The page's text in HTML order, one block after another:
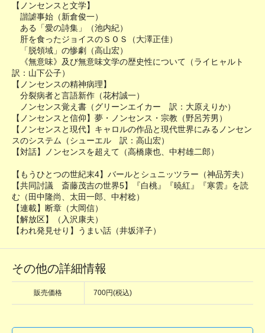
【ノンセンスと文学】
諧謔事始（新倉俊一）
ある「愛の詩集」（池内紀）
肝を食ったジョイスのＳＯＳ（大澤正佳）
「脱領域」の惨劇（高山宏）
《無意味》及び無意味文学の歴史性について（ライヒャルト
訳：山下公子）
【ノンセンスの精神病理】
分裂病者と言語新作（花村誠一）
ノンセンス覚え書（グリーンエイカー 訳：大原えりか）
【ノンセンスと信仰】夢・ノンセンス・宗教（野呂芳男）
【ノンセンスと現代】キャロルの作品と現代世界にみるノンセン
スのシステム（シューエル 訳：高山宏）
【対話】ノンセンスを超えて（高橋康也、中村雄二郎）
【もうひとつの世紀末4】バールとシュニッツラー（神品芳夫）
【共同討議 斎藤茂吉の世界5】『白桃』『暁紅』『寒雲』を読
む（田中隆尚、太田一郎、中村稔）
【連載】断章（大岡信）
【解放区】（入沢康夫）
【われ発見せり】うまい話（井坂洋子）
その他の詳細情報
販売価格 700円(税込)